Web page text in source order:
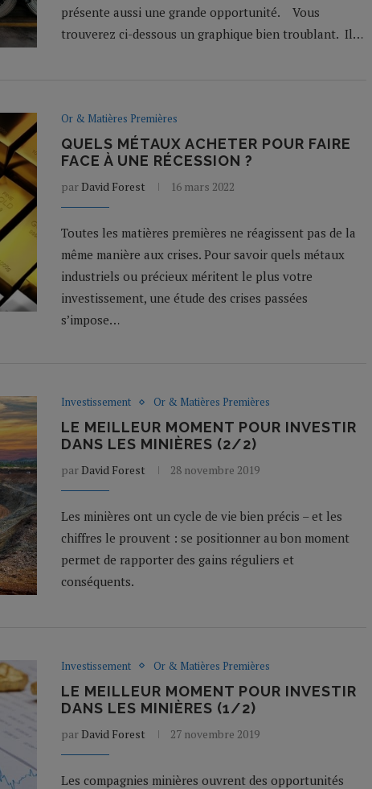
présente aussi une grande opportunité. Vous
trouverez ci-dessous un graphique bien troublant. Il…
Or & Matières Premières
QUELS MÉTAUX ACHETER POUR FAIRE
FACE À UNE RÉCESSION ?
parDavid Forest 16 mars 2022
Toutes les matières premières ne réagissent pas de la
même manière aux crises. Pour savoir quels métaux
industriels ou précieux méritent le plus votre
investissement, une étude des crises passées
s’impose…
Investissement Or & Matières Premières
LE MEILLEUR MOMENT POUR INVESTIR
DANS LES MINIÈRES (2/2)
parDavid Forest 28 novembre 2019
Les minières ont un cycle de vie bien précis – et les
chiffres le prouvent : se positionner au bon moment
permet de rapporter des gains réguliers et
conséquents.
Investissement Or & Matières Premières
LE MEILLEUR MOMENT POUR INVESTIR
DANS LES MINIÈRES (1/2)
par David Forest 27 novembre 2019
Les compagnies minières ouvrent des opportunités